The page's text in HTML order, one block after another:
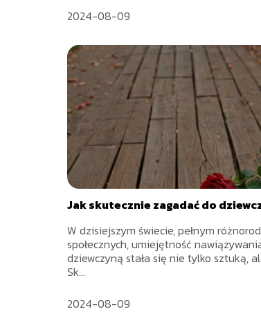
2024-08-09
Jak skutecznie zagadać do
W dzisiejszym świecie, pełnym
społecznych, umiejętność
dziewczyną stała się nie tylko sztuką,
Sk...
2024-08-09